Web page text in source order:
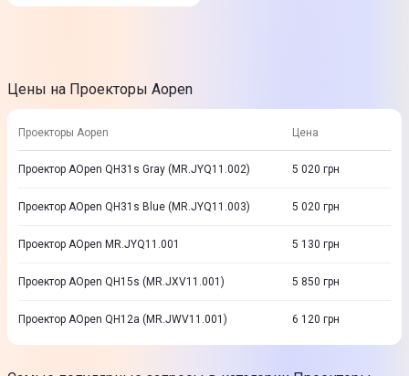
Цены на Проекторы Aopen
Проекторы Aopen Цена
Проектор AOpen QH31s Gray (MR.JYQ11.002) 5 020 грн
Проектор AOpen QH31s Blue (MR.JYQ11.003) 5 020 грн
Проектор AOpen MR.JYQ11.001 5 130 грн
Проектор AOpen QH15s (MR.JXV11.001) 5 850 грн
Проектор AOpen QH12a (MR.JWV11.001) 6 120 грн